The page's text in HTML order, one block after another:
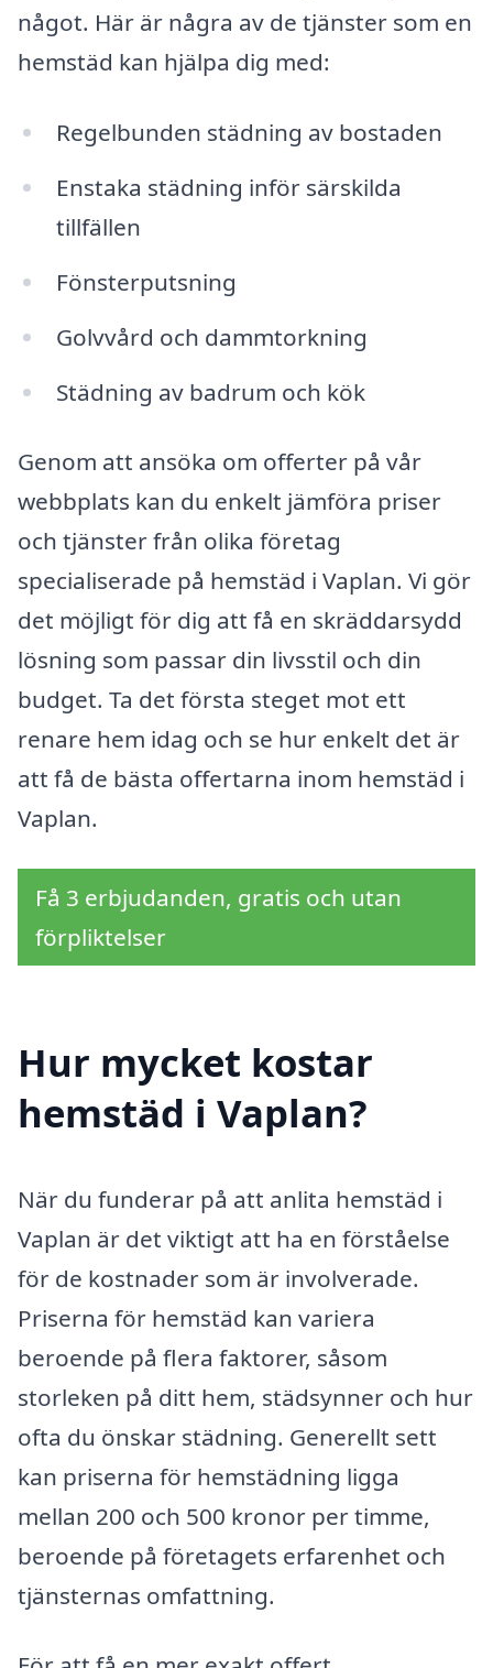
något. Här är några av de tjänster som en
hemstäd kan hjälpa dig med:
Regelbunden städning av bostaden
Enstaka städning inför särskilda
tillfällen
Fönsterputsning
Golvvård och dammtorkning
Städning av badrum och kök
Genom att ansöka om offerter på vår
webbplats kan du enkelt jämföra priser
och tjänster från olika företag
specialiserade på hemstäd i Vaplan. Vi gör
det möjligt för dig att få en skräddarsydd
lösning som passar din livsstil och din
budget. Ta det första steget mot ett
renare hem idag och se hur enkelt det är
att få de bästa offertarna inom hemstäd i
Vaplan.
Få 3 erbjudanden, gratis och utan
förpliktelser
Hur mycket kostar
hemstäd i Vaplan?
När du funderar på att anlita hemstäd i
Vaplan är det viktigt att ha en förståelse
för de kostnader som är involverade.
Priserna för hemstäd kan variera
beroende på flera faktorer, såsom
storleken på ditt hem, städsynner och hur
ofta du önskar städning. Generellt sett
kan priserna för hemstädning ligga
mellan 200 och 500 kronor per timme,
beroende på företagets erfarenhet och
tjänsternas omfattning.